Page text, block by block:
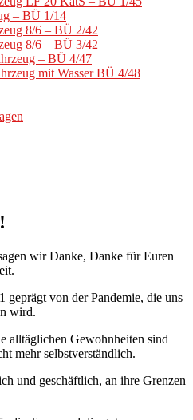
– BÜ 1/14
8/6 – BÜ 2/42
8/6 – BÜ 3/42
– BÜ 4/47
mit Wasser BÜ 4/48
wir Danke, Danke für Euren
geprägt von der Pandemie, die uns
wird.
alltäglichen Gewohnheiten sind
mehr selbstverständlich.
und geschäftlich, an ihre Grenzen